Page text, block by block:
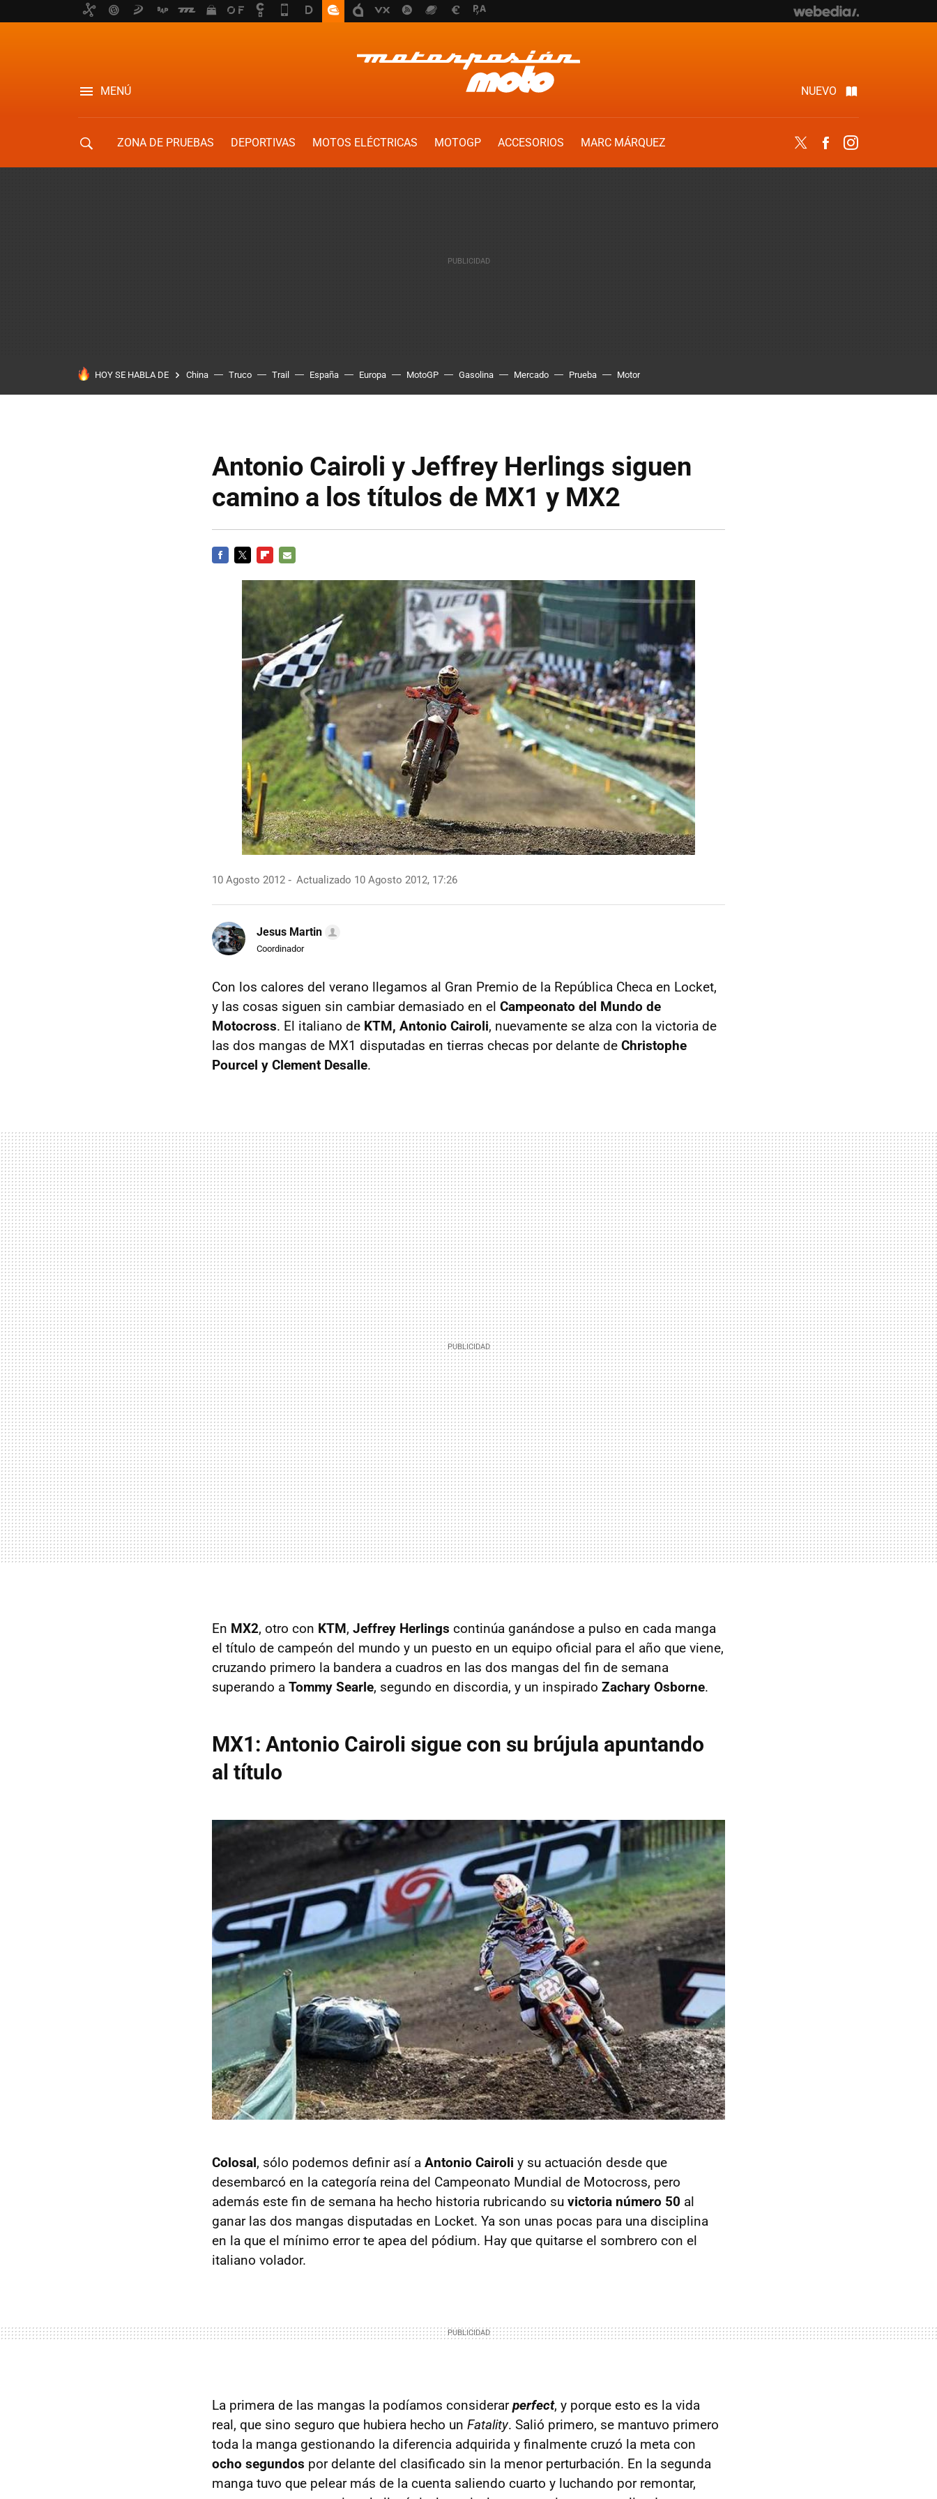
MENÚ NUEVO
ZONA DE PRUEBAS DEPORTIVAS MOTOS ELÉCTRICAS MOTOGP ACCESORIOS
MARC MÁRQUEZ
Twitter Facebook
HOY SE HABLA DE China Truco Trail España Europa MotoGP Gasolina Mercado Prueba Motor
Antonio Cairoli y Jeffrey Herlings siguen
camino a los títulos de MX1 y MX2
MAIL
10 Agosto 2012 Actualizado 10 Agosto 2012, 17:26
Jesus Martin
Coordinador
Con los calores del verano llegamos al Gran Premio de la República Checa en Locket,
y las cosas siguen sin cambiar demasiado en el Campeonato del Mundo de
Motocross. El italiano de KTM, Antonio Cairoli, nuevamente se alza con la victoria de
las dos mangas de MX1 disputadas en tierras checas por delante de Christophe
Pourcel y Clement Desalle.
En MX2, otro con KTM, Jeffrey Herlings continúa ganándose a pulso en cada manga
el título de campeón del mundo y un puesto en un equipo oficial para el año que viene,
cruzando primero la bandera a cuadros en las dos mangas del fin de semana
superando a Tommy Searle, segundo en discordia, y un inspirado Zachary Osborne.
MX1: Antonio Cairoli sigue con su brújula apuntando
al título
Colosal, sólo podemos definir así a Antonio Cairoli y su actuación desde que
desembarcó en la categoría reina del Campeonato Mundial de Motocross, pero
además este fin de semana ha hecho historia rubricando su victoria número 50 al
ganar las dos mangas disputadas en Locket. Ya son unas pocas para una disciplina
en la que el mínimo error te apea del pódium. Hay que quitarse el sombrero con el
italiano volador.
La primera de las mangas la podíamos considerarperfect, y porque esto es la vida
real, que sino seguro que hubiera hecho un Fatality. Salió primero, se mantuvo primero
toda la manga gestionando la diferencia adquirida y finalmente cruzó la meta con
ocho segundos por delante del clasificado sin la menor perturbación. En la segunda
manga tuvo que pelear más de la cuenta saliendo cuarto y luchando por remontar,